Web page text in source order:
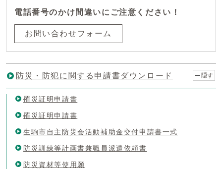
電話番号のかけ間違いにご注意ください！
お問い合わせフォーム
防災・防犯に関する申請書ダウンロード 隠す
罹災証明申請書
罹災証明申請書
生駒市自主防災会活動補助金交付申請書一式
防災訓練等計画書兼職員派遣依頼書
防災資材等使用願